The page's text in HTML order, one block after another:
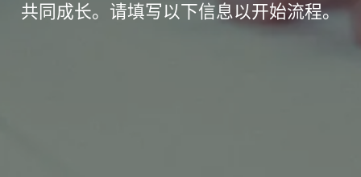
共同成长。请填写以下信息以开始流程。